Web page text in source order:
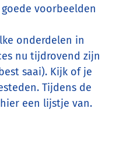
voorbeelden
onderdelen in
nu tijdrovend zijn
saai). Kijk of je
Tijdens de
een lijstje van.